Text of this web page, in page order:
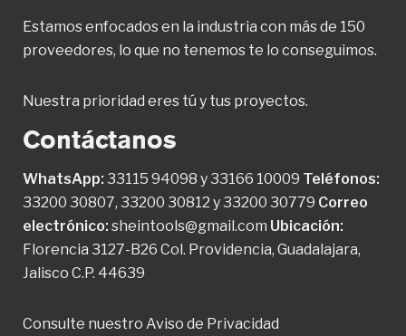
Estamos enfocados en la industria con más de 150
proveedores, lo que no tenemos te lo conseguimos.
Nuestra prioridad eres tú y tus proyectos.
Contáctanos
WhatsApp: 33115 94098 y33166 10009 Teléfonos:
33200 30807, 33200 30812 y33200 30779 Correo
electrónico: sheintools@gmail.com Ubicación:
Florencia 3127-B26 Col. Providencia, Guadalajara,
Jalisco C.P. 44639
Consulte nuestro Aviso de Privacidad